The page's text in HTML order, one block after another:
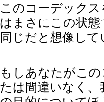
このコーデック
はまさにこの状
同じだと想像して
もしあなたがこ
たは間違いなく